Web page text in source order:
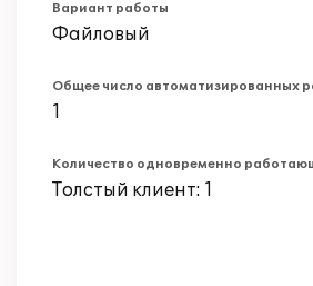
Вариант работы
Файловый
Общее число автоматизированных
1
Количество одновременно
Толстый клиент: 1